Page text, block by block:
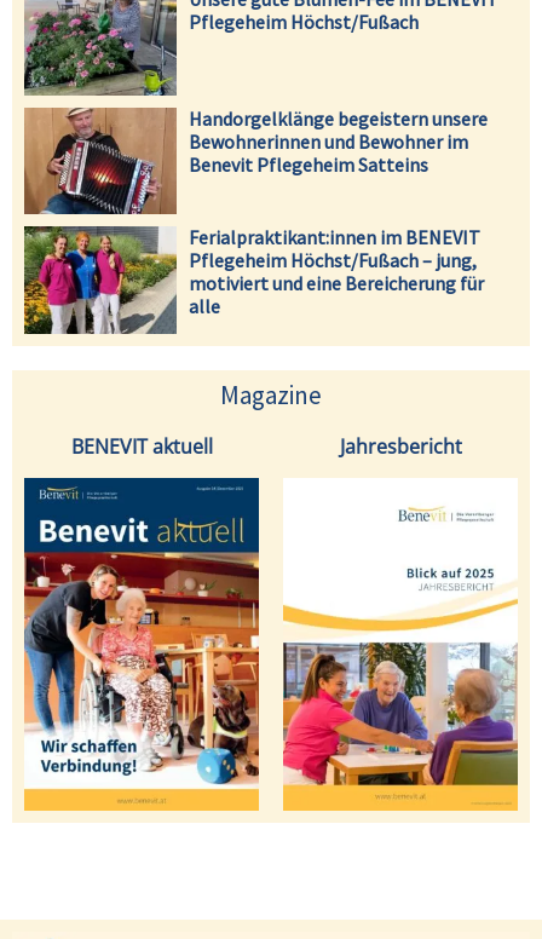
Pflegeheim Höchst/Fußach
Handorgelklänge begeistern unsere
Bewohnerinnen und Bewohner im
Benevit Pflegeheim Satteins
Ferialpraktikant:innen im BENEVIT
Pflegeheim Höchst/Fußach – jung,
motiviert und eine Bereicherung für
alle
Magazine
BENEVIT aktuell Jahresbericht